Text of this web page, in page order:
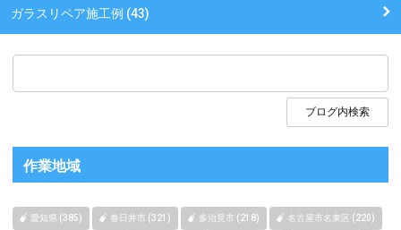
ガラスリペア施工例 (43)
作業地域
愛知県 (385) 春日井市 (321) 多治見市 (218) 名古屋市名東区 (220)